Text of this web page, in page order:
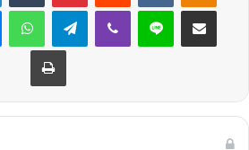
MessengerWhatsAppTelegramViber Line E-Posta ile
Yazdır